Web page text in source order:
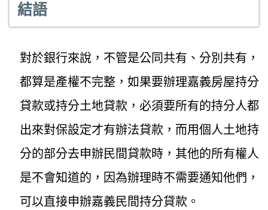
結語
對於銀行來說，不管是公同共有、分別共有，
都算是產權不完整，如果要辦理嘉義房屋持分
貸款或持分土地貸款，必須要所有的持分人都
出來對保設定才有辦法貸款，而用個人土地持
分的部分去申辦民間貸款時，其他的所有權人
是不會知道的，因為辦理時不需要通知他們，
可以直接申辦嘉義民間持分貸款。